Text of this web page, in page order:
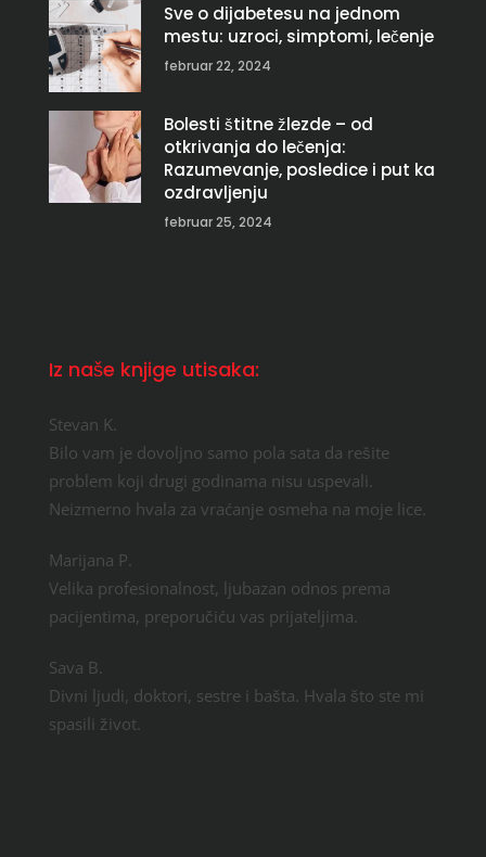
Sve o dijabetesu na jednom
mestu: uzroci, simptomi, lečenje
februar 22, 2024
Bolesti štitne žlezde – od
otkrivanja do lečenja:
Razumevanje, posledice i put ka
ozdravljenju
februar 25, 2024
Iz naše knjige utisaka:
Stevan K.
Bilo vam je dovoljno samo pola sata da rešite
problem koji drugi godinama nisu uspevali.
Neizmerno hvala za vraćanje osmeha na moje lice.
Marijana P.
Velika profesionalnost, ljubazan odnos prema
pacijentima, preporučiću vas prijateljima.
Sava B.
Divni ljudi, doktori, sestre i bašta. Hvala što ste mi
spasili život.